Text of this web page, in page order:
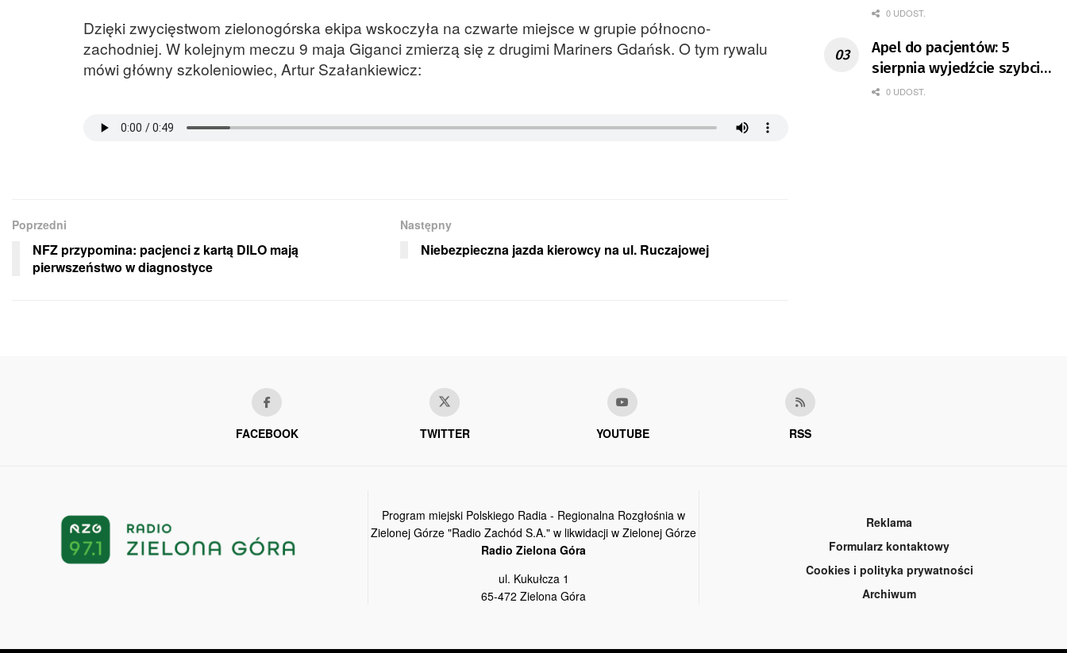
Dzięki zwycięstwom zielonogórska ekipa wskoczyła na czwarte miejsce w grupie północno-
zachodniej. W kolejnym meczu 9 maja Giganci zmierzą się z drugimi Mariners Gdańsk. O tym rywalu
mówi główny szkoleniowiec, Artur Szałankiewicz:
Poprzedni
NFZ przypomina: pacjenci z kartą DILO mają
pierwszeństwo w diagnostyce
Następny
Niebezpieczna jazda kierowcy na ul. Ruczajowej
Tour de Pologne
0 UDOST.
Apel do pacjentów: 5
sierpnia wyjedźcie szybciej
z domów
0 UDOST.
FACEBOOK TWITTER YOUTUBE RSS
Program miejski Polskiego Radia - Regionalna Rozgłośnia w
Zielonej Górze "Radio Zachód S.A." w likwidacji w Zielonej Górze
Radio Zielona Góra
ul. Kukułcza 1
65-472 Zielona Góra
Reklama
Formularz kontaktowy
Cookies i polityka prywatności
Archiwum